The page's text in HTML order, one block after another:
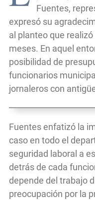
Fuentes,
expresó su
al planteo que
meses. En aquel
posibilidad de
funcionarios
jornaleros con
Fuentes enfatizó la
caso en todo el
seguridad laboral a
detrás de cada
depende del trabajo
preocupación por la